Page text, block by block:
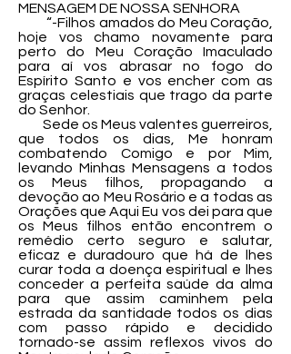
MENSAGEM DE NOSSA SENHORA
“-Filhos amados do Meu Coração,
hoje vos chamo novamente para
perto do Meu Coração Imaculado
para aí vos abrasar no fogo do
Espírito Santo e vos encher com as
graças celestiais que trago da parte
do Senhor.
Sede os Meus valentes guerreiros,
que todos os dias, Me honram
combatendo Comigo e por Mim,
levando Minhas Mensagens a todos
os Meus filhos, propagando a
devoção ao Meu Rosário e a todas as
Orações que Aqui Eu vos dei para que
os Meus filhos então encontrem o
remédio certo seguro e salutar,
eficaz e duradouro que há de lhes
curar toda a doença espiritual e lhes
conceder a perfeita saúde da alma
para que assim caminhem pela
estrada da santidade todos os dias
com passo rápido e decidido
tornado-se assim reflexos vivos do